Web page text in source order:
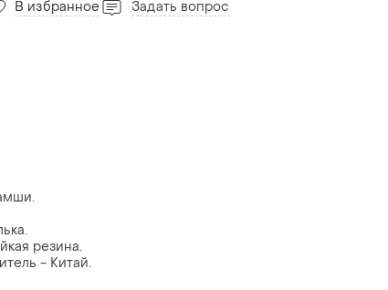
В избранное Задать вопрос
резина.
- Китай.